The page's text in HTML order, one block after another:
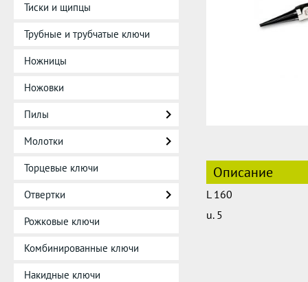
Тиски и щипцы
Трубные и трубчатые ключи
Ножницы
Ножовки
Пилы
Молотки
Торцевые ключи
Отвертки
Рожковые ключи
Комбинированные ключи
Накидные ключи
Описание
L 160
u. 5